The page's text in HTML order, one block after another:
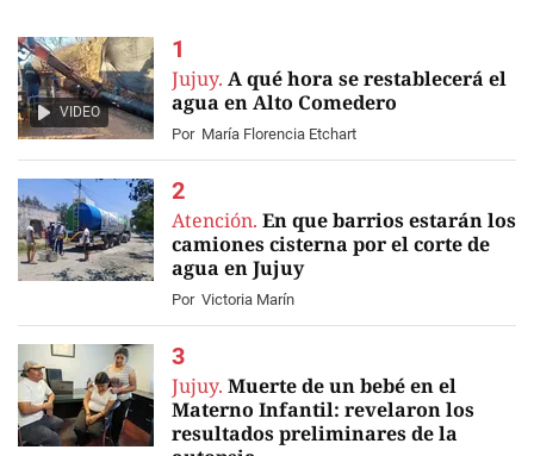
VIDEO
Jujuy. A qué hora se restablecerá el
agua en Alto Comedero
Por María Florencia Etchart
Atención. En que barrios estarán los
camiones cisterna por el corte de
agua en Jujuy
Por Victoria Marín
Jujuy. Muerte de un bebé en el
Materno Infantil: revelaron los
resultados preliminares de la